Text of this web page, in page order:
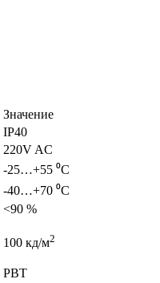
Значение
IP40
220V AC
-25…+55 ⁰С
-40…+70 ⁰С
<90 %
100 кд/м2
PBT